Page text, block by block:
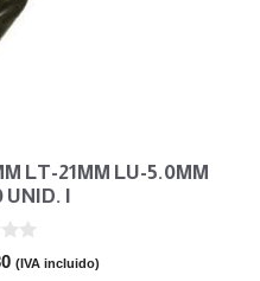
LT-21MM LU-5.0MM
I
El(IVA incluido)